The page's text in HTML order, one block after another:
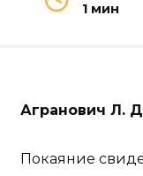
1 мин
Агранович Л.
Покаяние